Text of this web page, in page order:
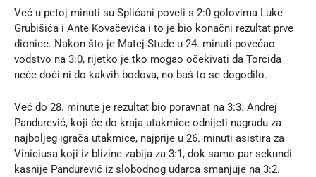
Već u petoj minuti su Splićani poveli s 2:0 golovima Luke
Grubišića i Ante Kovačevića i to je bio konačni rezultat prve
dionice. Nakon što je Matej Stude u 24. minuti povećao
vodstvo na 3:0, rijetko je tko mogao očekivati da Torcida
neće doći ni do kakvih bodova, no baš to se dogodilo.
Već do 28. minute je rezultat bio poravnat na 3:3. Andrej
Pandurević, koji će do kraja utakmice odnijeti nagradu za
najboljeg igrača utakmice, najprije u 26. minuti asistira za
Viniciusa koji iz blizine zabija za 3:1, dok samo par sekundi
kasnije Pandurević iz slobodnog udarca smanjuje na 3:2.